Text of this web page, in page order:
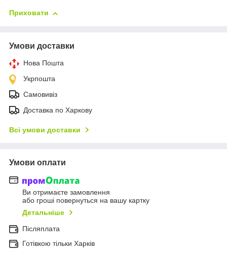
Приховати
Умови доставки
Нова Пошта
Укрпошта
Самовивіз
Доставка по Харкову
Всі умови доставки
Умови оплати
Ви отримаєте замовлення
або гроші повернуться на вашу картку
Детальніше
Післяплата
Готівкою тільки Харків